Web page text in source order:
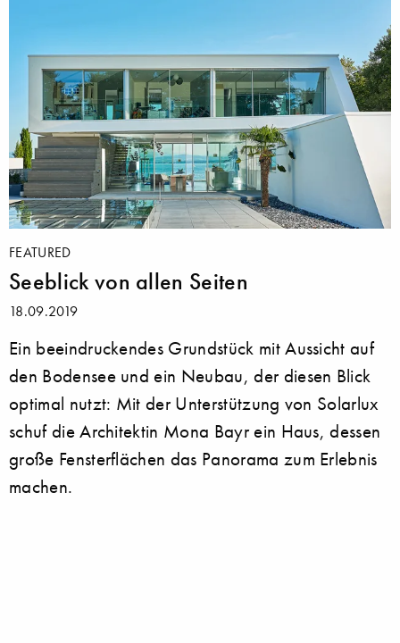
FEATURED
Seeblick von allen Seiten
18.09.2019
Ein beeindruckendes Grundstück mit Aussicht auf
den Bodensee und ein Neubau, der diesen Blick
optimal nutzt: Mit der Unterstützung von Solarlux
schuf die Architektin Mona Bayr ein Haus, dessen
große Fensterflächen das Panorama zum Erlebnis
machen.